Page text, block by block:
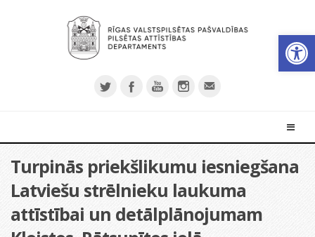
Turpinās priekšlikumu iesniegšana
Latviešu strēlnieku laukuma
attīstībai un detālplānojumam